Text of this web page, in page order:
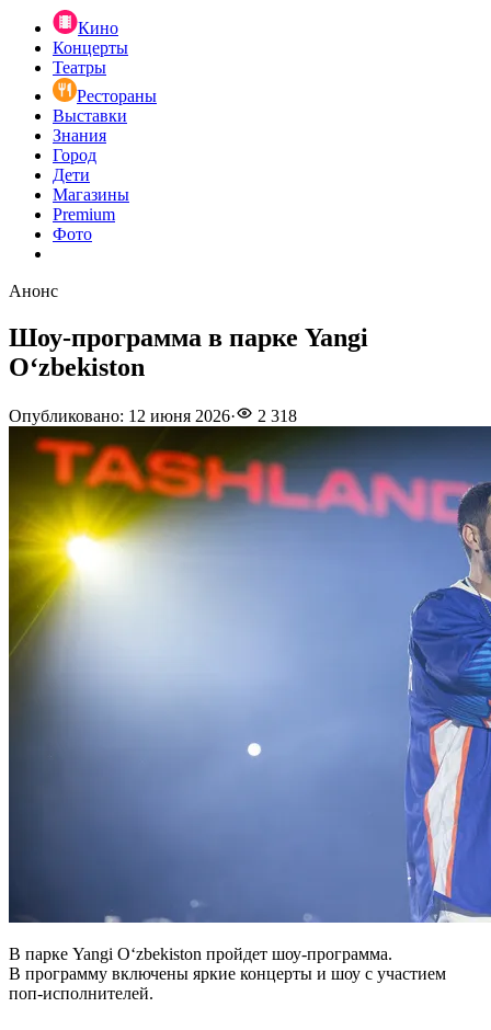
Кино
Концерты
Театры
Рестораны
Выставки
Знания
Город
Дети
Магазины
Premium
Фото
Анонс
Шоу-программа в парке Yangi
Oʻzbekiston
Опубликовано: 12 июня 2026· 2 318
В парке Yangi Oʻzbekiston пройдет шоу-программа.
В программу включены яркие концерты и шоу с участием
поп-исполнителей.